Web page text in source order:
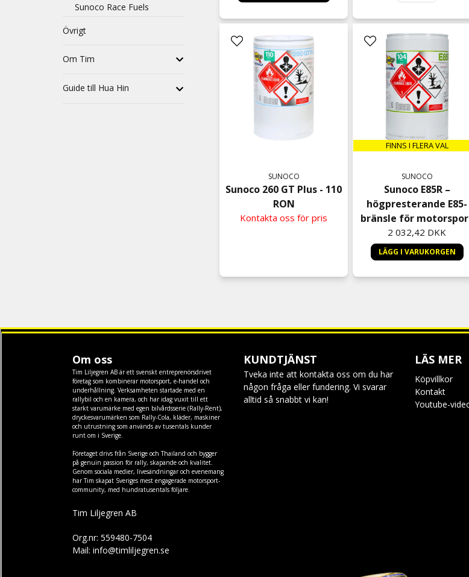
Sunoco Race Fuels
Övrigt
Om Tim
Guide till Hua Hin
SUNOCO
Sunoco 260 GT Plus - 110
RON
Kontakta oss för pris
FINNS I FLERA VAL
SUNOCO
Sunoco E85R –
högpresterande E85-
bränsle för
2 032,42 DKK
LÄGG I VARUKORGEN
Om oss
Tim Liljegren AB är ett svenskt entreprenörsdrivet
företag som kombinerar motorsport, e-handel och
underhållning. Verksamheten startade med en
rallybil och en kamera, och har idag vuxit till ett
starkt varumärke med egen bilvårdsserie (Rally-Rent),
dryckesvarumärken som Rally-Cola, kläder, maskiner
och utrustning som används av tusentals kunder
runt om i Sverige.
Företaget drivs från Sverige och Thailand och bygger
på genuin passion för rally, skapande och kvalitet.
Genom sociala medier, livesändningar och evenemang
har Tim skapat Sveriges mest engagerade motorsport-
community, med hundratusentals följare.
Tim Liljegren AB
Org.nr: 559480-7504
Mail: info@timliljegren.se
KUNDTJÄNST
Tveka inte att kontakta oss om du har
någon fråga eller fundering. Vi svarar
alltid så snabbt vi kan!
LÄS MER
Köpvillkor
Kontakt
Youtube-